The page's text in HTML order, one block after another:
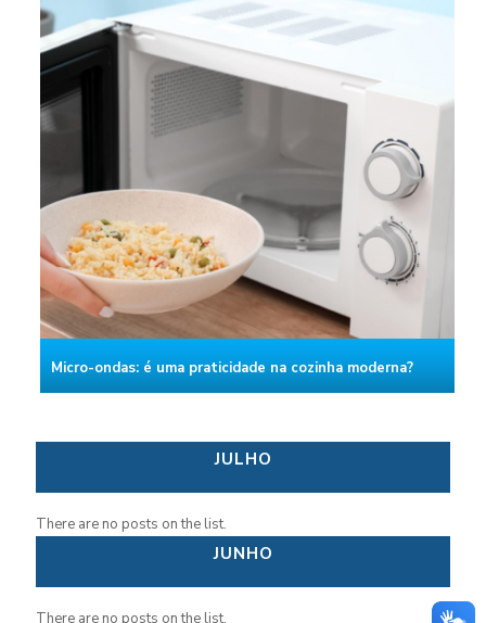
Micro-ondas: é uma praticidade na cozinha moderna?
JULHO
There are no posts on the list.
JUNHO
There are no posts on the list.